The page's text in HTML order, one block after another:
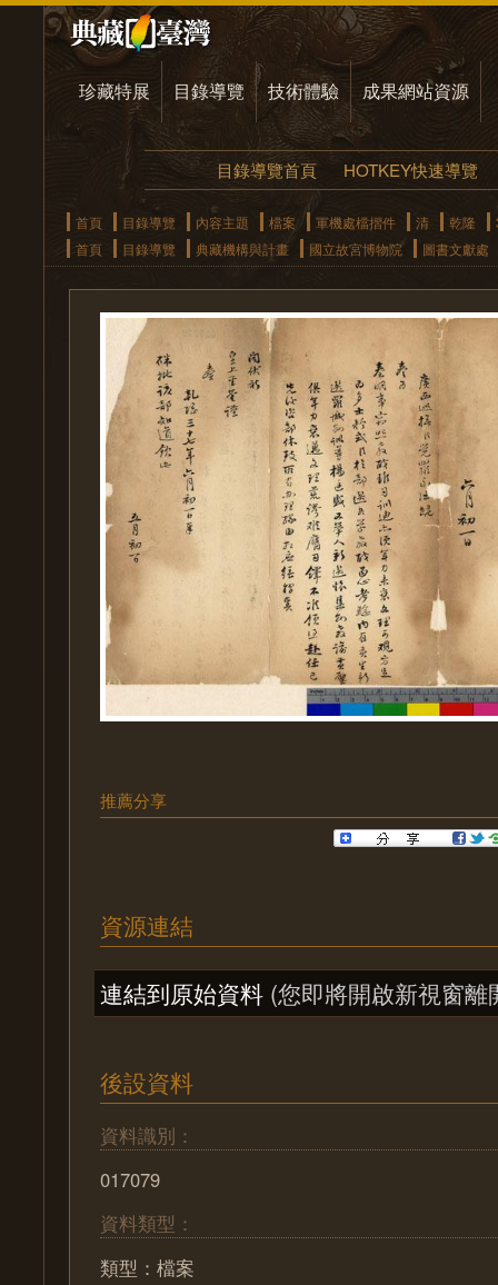
珍藏特展 目錄導覽 技術體驗 成果網站資源
目錄導覽首頁 HOTKEY快速導覽
首頁 目錄導覽 內容主題 檔案 軍機處檔摺件 清 乾隆
首頁
目錄導覽 典藏機構與計畫 國立故宮博物院 圖書文獻處
推薦分享
資源連結
連結到原始資料 (您即將開啟新視窗離
後設資料
資料識別：
017079
資料類型：
類型：檔案